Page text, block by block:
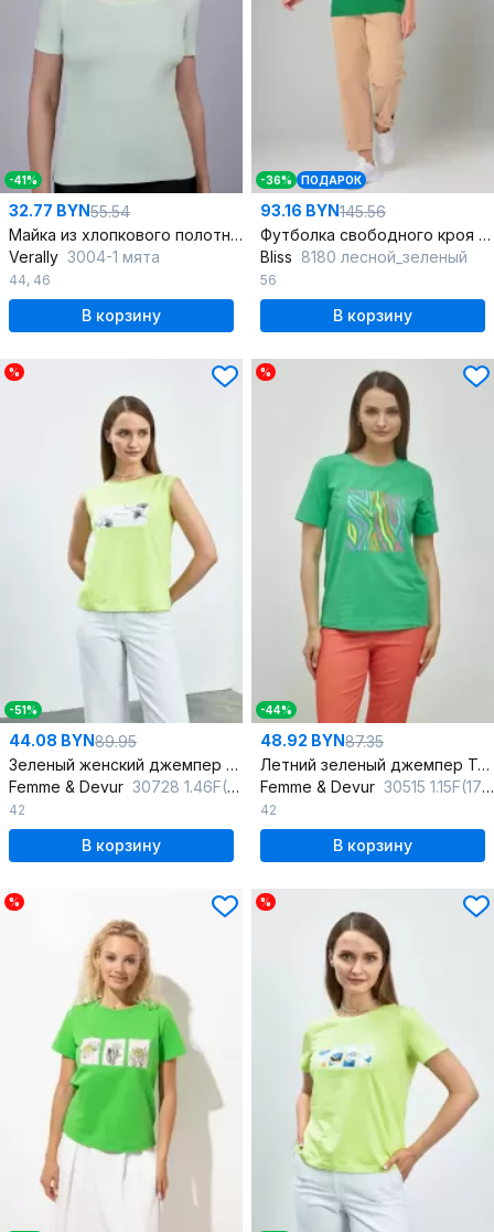
-41%
32.77 BYN55.54
Майка из хлопкового полотна кашкорсе Круглогодичная
Verally 3004-1 мята
44, 46
В корзину
-36% ПОДАРОК
93.16 BYN145.56
Футболка свободного кроя из мягкого трикотажа
Bliss 8180 лесной_зеленый
56
В корзину
%
-51%
44.08 BYN89.95
Зеленый женский джемпер без рукавов с вырезом лодочка
Femme & Devur 30728 1.46F(170)
42
В корзину
%
-44%
48.92 BYN87.35
Летний зеленый джемпер Трикотаж с классическим вырезом
Femme & Devur 30515 1.15F(170)
42
В корзину
% %